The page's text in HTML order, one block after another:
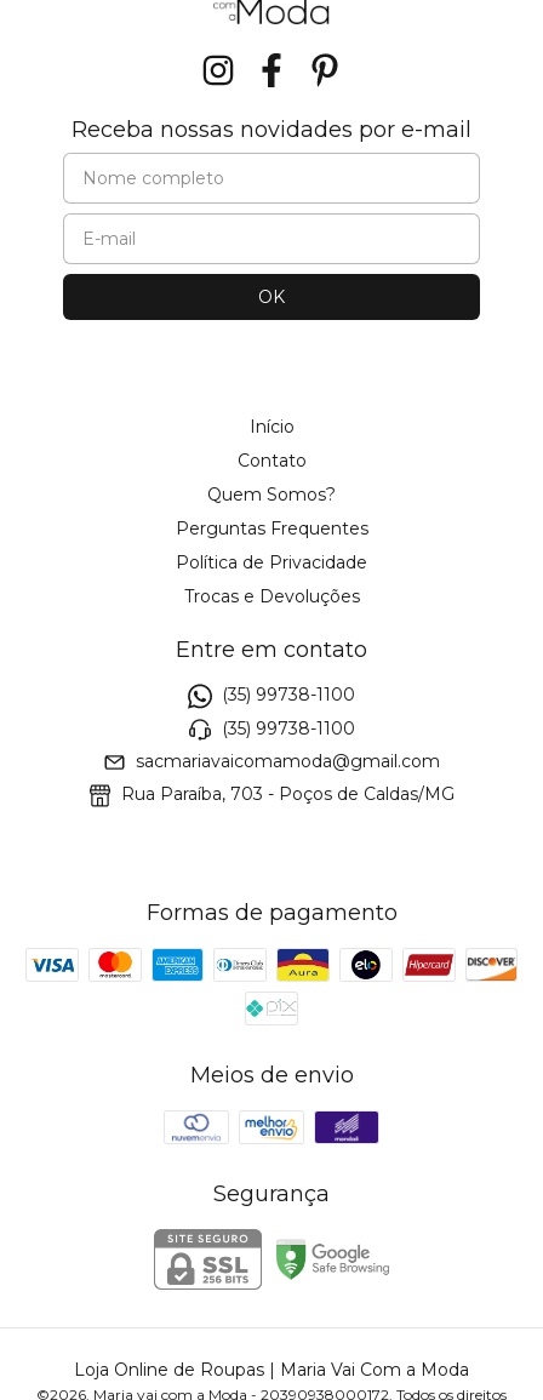
Receba nossas novidades por e-mail
Início
Contato
Quem Somos?
Perguntas Frequentes
Política de Privacidade
Trocas e Devoluções
Entre em contato
(35) 99738-1100
(35) 99738-1100
sacmariavaicomamoda@gmail.com
Rua Paraíba, 703 - Poços de Caldas/MG
Formas de pagamento
Meios de envio
Segurança
Loja Online de Roupas | Maria Vai Com a Moda
©2026. Maria vai com a Moda - 20390938000172. Todos os direitos